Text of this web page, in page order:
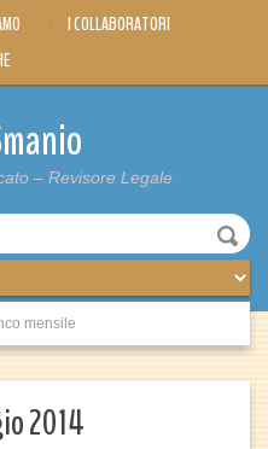
I COLLABORATORI
– Revisore Legale
mensile
2014